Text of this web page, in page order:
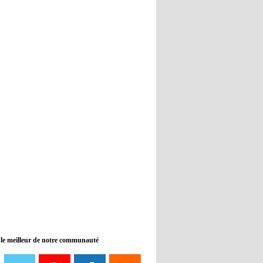
08:21 - 2022/11/08
Liverpool mis en vente par son
meilleur de notre communauté